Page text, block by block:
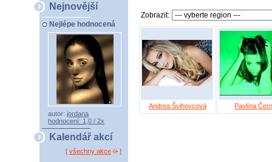
Nejnovější
Nejlépe hodnocená
autor: jordana
hodnocení: 1,0 / 2x
Kalendář akcí
[ všechny akce ]
Zobrazit:
Andrea Švihovcová Pavlína